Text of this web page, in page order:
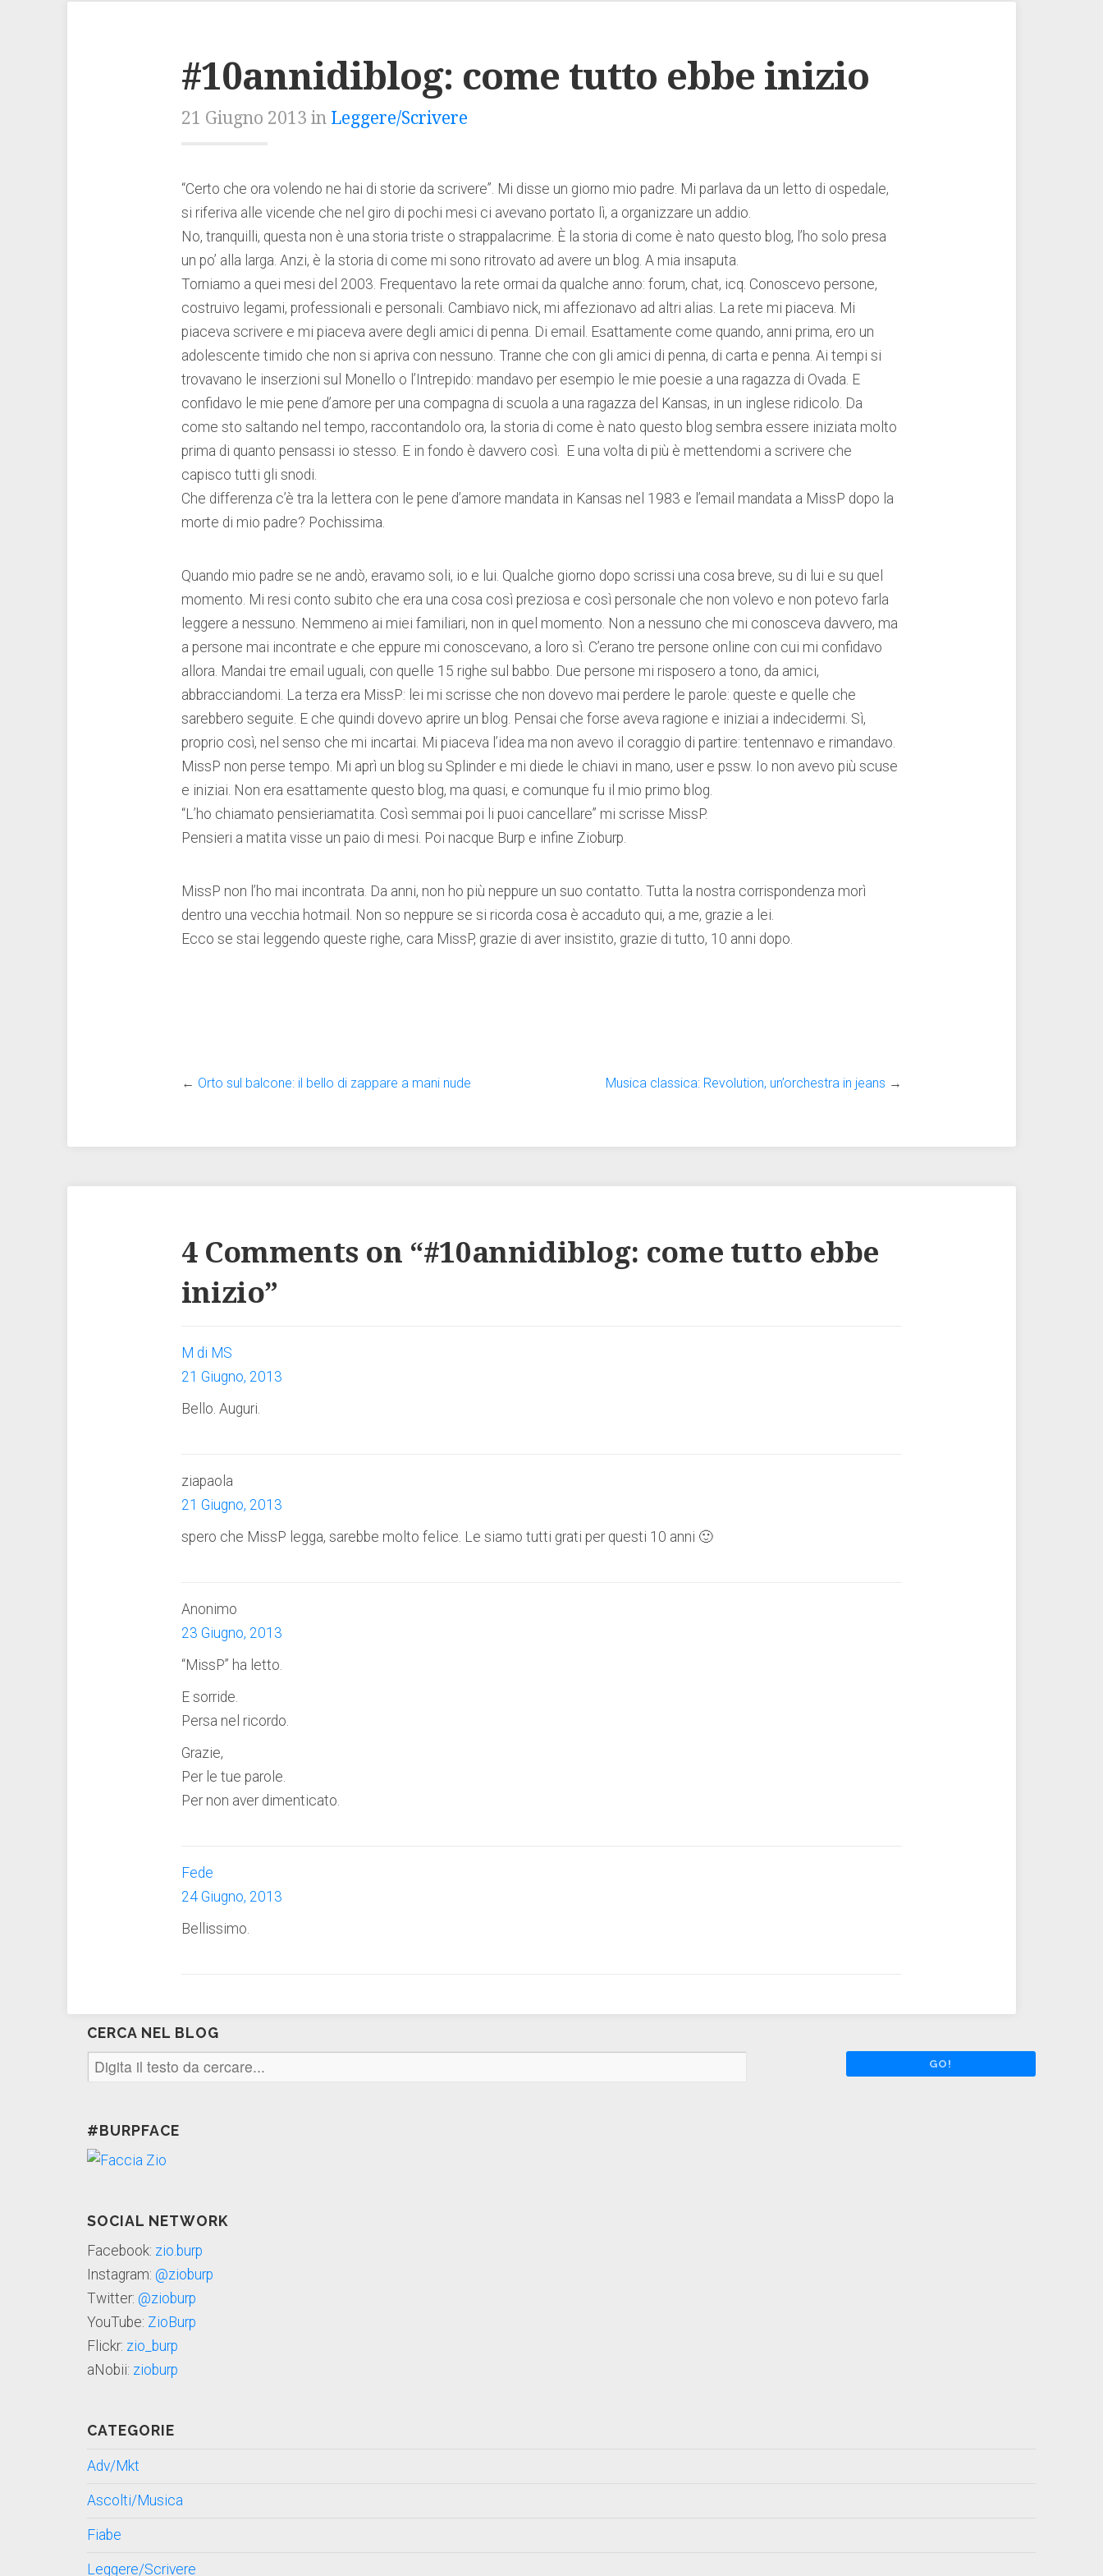
#10annidiblog: come tutto ebbe inizio
21 Giugno 2013 in Leggere/Scrivere
“Certo che ora volendo ne hai di storie da scrivere”. Mi disse un giorno mio padre. Mi parlava da un letto di ospedale,
si riferiva alle vicende che nel giro di pochi mesi ci avevano portato lì, a organizzare un addio.
No, tranquilli, questa non è una storia triste o strappalacrime. È la storia di come è nato questo blog, l’ho solo presa
un po’ alla larga. Anzi, è la storia di come mi sono ritrovato ad avere un blog. A mia insaputa.
Torniamo a quei mesi del 2003. Frequentavo la rete ormai da qualche anno: forum, chat, icq. Conoscevo persone,
costruivo legami, professionali e personali. Cambiavo nick, mi affezionavo ad altri alias. La rete mi piaceva. Mi
piaceva scrivere e mi piaceva avere degli amici di penna. Di email. Esattamente come quando, anni prima, ero un
adolescente timido che non si apriva con nessuno. Tranne che con gli amici di penna, di carta e penna. Ai tempi si
trovavano le inserzioni sul Monello o l’Intrepido: mandavo per esempio le mie poesie a una ragazza di Ovada. E
confidavo le mie pene d’amore per una compagna di scuola a una ragazza del Kansas, in un inglese ridicolo. Da
come sto saltando nel tempo, raccontandolo ora, la storia di come è nato questo blog sembra essere iniziata molto
prima di quanto pensassi io stesso. E in fondo è davvero così. E una volta di più è mettendomi a scrivere che
capisco tutti gli snodi.
Che differenza c’è tra la lettera con le pene d’amore mandata in Kansas nel 1983 e l’email mandata a MissP dopo la
morte di mio padre? Pochissima.
Quando mio padre se ne andò, eravamo soli, io e lui. Qualche giorno dopo scrissi una cosa breve, su di lui e su quel
momento. Mi resi conto subito che era una cosa così preziosa e così personale che non volevo e non potevo farla
leggere a nessuno. Nemmeno ai miei familiari, non in quel momento. Non a nessuno che mi conosceva davvero, ma
a persone mai incontrate e che eppure mi conoscevano, a loro sì. C’erano tre persone online con cui mi confidavo
allora. Mandai tre email uguali, con quelle 15 righe sul babbo. Due persone mi risposero a tono, da amici,
abbracciandomi. La terza era MissP: lei mi scrisse che non dovevo mai perdere le parole: queste e quelle che
sarebbero seguite. E che quindi dovevo aprire un blog. Pensai che forse aveva ragione e iniziai a indecidermi. Sì,
proprio così, nel senso che mi incartai. Mi piaceva l’idea ma non avevo il coraggio di partire: tentennavo e rimandavo.
MissP non perse tempo. Mi aprì un blog su Splinder e mi diede le chiavi in mano, user e pssw. Io non avevo più scuse
e iniziai. Non era esattamente questo blog, ma quasi, e comunque fu il mio primo blog.
“L’ho chiamato pensieriamatita. Così semmai poi li puoi cancellare” mi scrisse MissP.
Pensieri a matita visse un paio di mesi. Poi nacque Burp e infine Zioburp.
MissP non l’ho mai incontrata. Da anni, non ho più neppure un suo contatto. Tutta la nostra corrispondenza morì
dentro una vecchia hotmail. Non so neppure se si ricorda cosa è accaduto qui, a me, grazie a lei.
Ecco se stai leggendo queste righe, cara MissP, grazie di aver insistito, grazie di tutto, 10 anni dopo.
← Orto sul balcone: il bello di zappare a mani nude Musica classica: Revolution, un’orchestra in jeans →
4 Comments on “#10annidiblog: come tutto ebbe
inizio”
M di MS
21 Giugno, 2013
Bello. Auguri.
ziapaola
21 Giugno, 2013
spero che MissP legga, sarebbe molto felice. Le siamo tutti grati per questi 10 anni 🙂
Anonimo
23 Giugno, 2013
“MissP” ha letto.
E sorride.
Persa nel ricordo.
Grazie,
Per le tue parole.
Per non aver dimenticato.
Fede
24 Giugno, 2013
Bellissimo.
CERCA NEL BLOG
#BURPFACE
SOCIAL NETWORK
Facebook: zio.burp
Instagram: @zioburp
Twitter: @zioburp
YouTube: ZioBurp
Flickr: zio_burp
aNobii: zioburp
CATEGORIE
Adv/Mkt
Ascolti/Musica
Fiabe
Leggere/Scrivere